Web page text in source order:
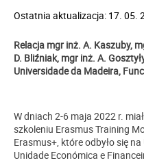
Ostatnia aktualizacja: 17. 05.
Relacja mgr inż. A. Kaszuby,
D. Bliźniak, mgr inż. A.
Universidade da Madeira,
W dniach 2-6 maja 2022 r.
szkoleniu Erasmus Training
Erasmus+, które odbyło się
Unidade Económica e